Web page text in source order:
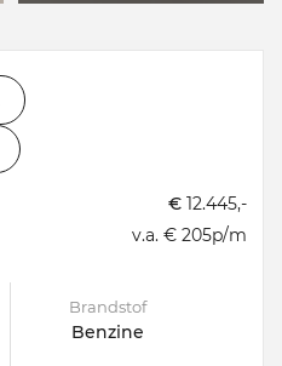
€ 12.445,-
v.a. € 205p/m
Brandstof
Benzine